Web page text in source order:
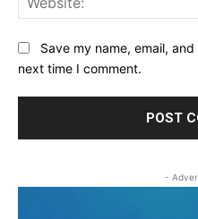
Save my name, email,
next time I comment.
-